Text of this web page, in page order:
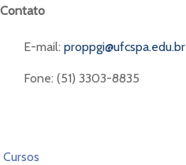
Contato
E-mail: proppgi@ufcspa.edu.br
Fone: (51) 3303-8835
Cursos